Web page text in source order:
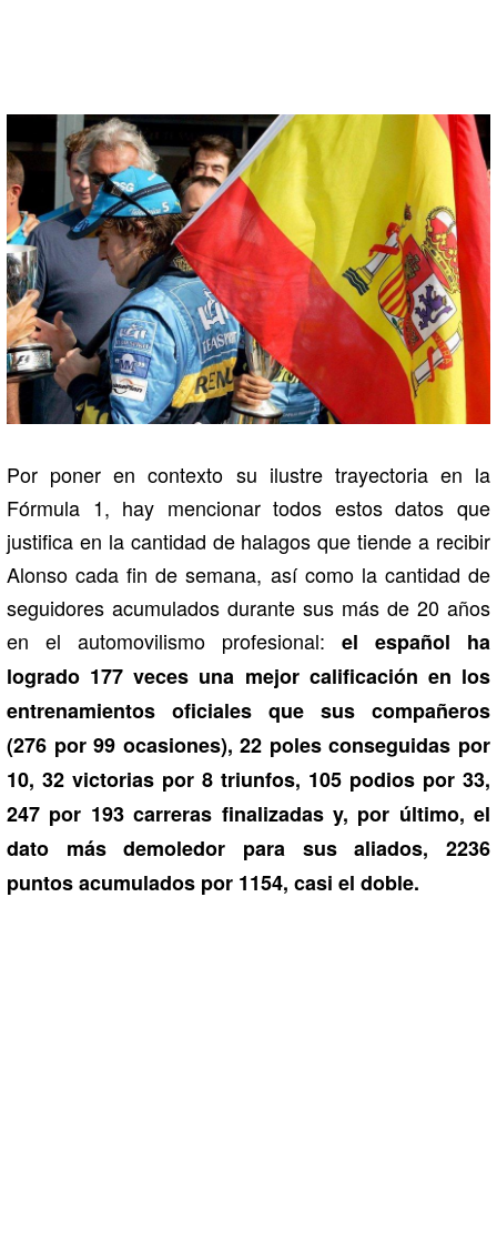
Por poner en contexto su ilustre trayectoria en la
Fórmula 1, hay mencionar todos estos datos que
justifica en la cantidad de halagos que tiende a recibir
Alonso cada fin de semana, así como la cantidad de
seguidores acumulados durante sus más de 20 años
en el automovilismo profesional: el español ha
logrado 177 veces una mejor calificación en los
entrenamientos oficiales que sus compañeros
(276 por 99 ocasiones), 22 poles conseguidas por
10, 32 victorias por 8 triunfos, 105 podios por 33,
247 por 193 carreras finalizadas y, por último, el
dato más demoledor para sus aliados, 2236
puntos acumulados por 1154, casi el doble.